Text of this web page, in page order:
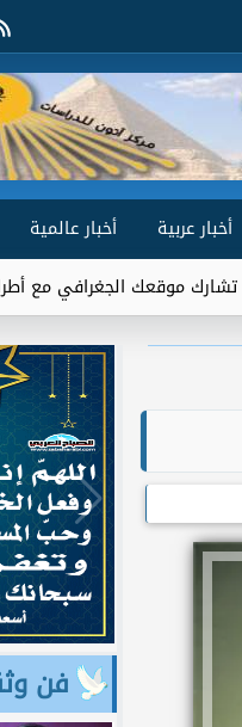
أخبار عربية أخبار عالمية
الجغرافي مع أطراف خارجية...
فن